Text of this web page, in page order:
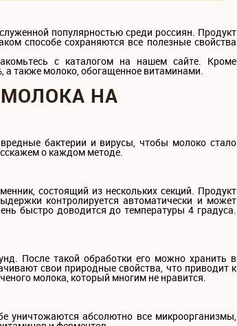
популярностью среди россиян. Продукт
способе сохраняются все полезные свойства
с каталогом на нашем сайте. Кроме
а также молоко, обогащенное витаминами.
НА
бактерии и вирусы, чтобы молоко стало
о каждом методе.
состоящий из нескольких секций. Продукт
контролируется автоматически и может
быстро доводится до температуры 4 градуса.
После такой обработки его можно хранить в
свои природные свойства, что приводит к
молока, который многим не нравится.
уничтожаются абсолютно все микроорганизмы,